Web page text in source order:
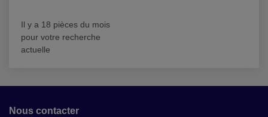
Il y a 18 pièces du mois
pour votre recherche
actuelle
Nous contacter